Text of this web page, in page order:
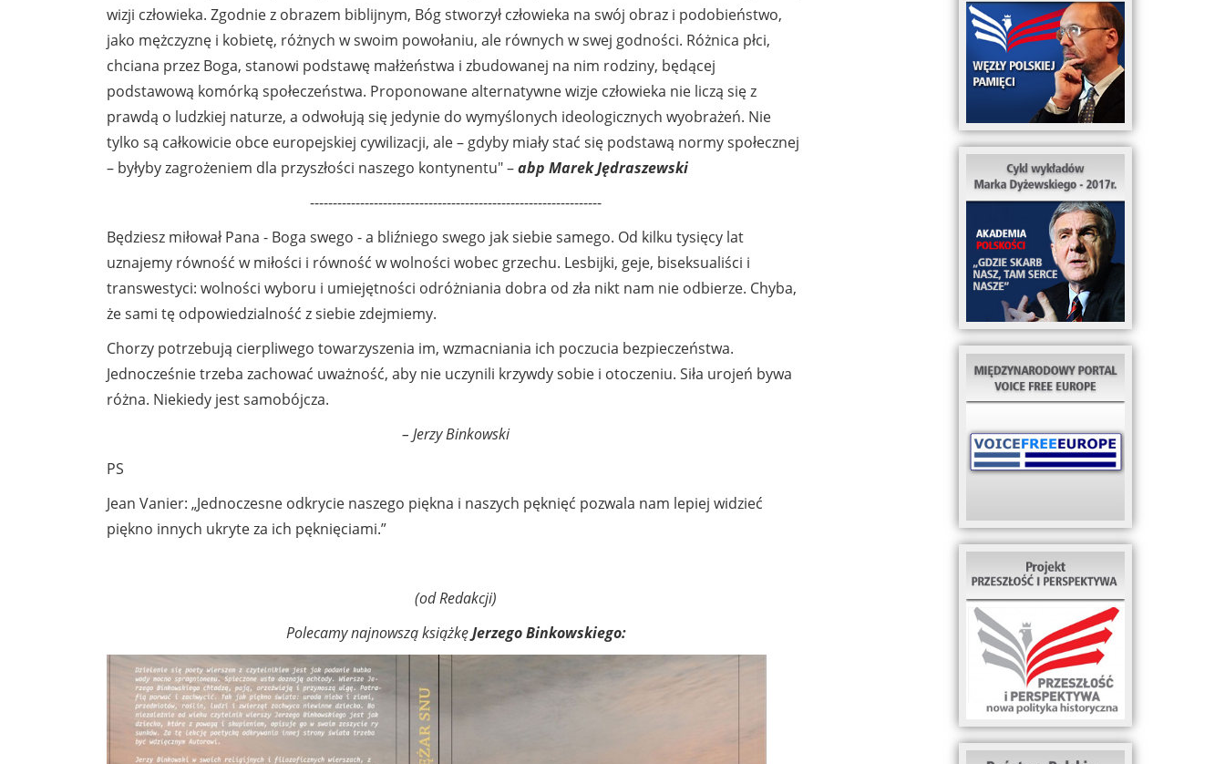
wizji człowieka. Zgodnie z obrazem biblijnym, Bóg stworzył człowieka na swój obraz i podobieństwo,
jako mężczyznę i kobietę, różnych w swoim powołaniu, ale równych w swej godności. Różnica płci,
chciana przez Boga, stanowi podstawę małżeństwa i zbudowanej na nim rodziny, będącej
podstawową komórką społeczeństwa. Proponowane alternatywne wizje człowieka nie liczą się z
prawdą o ludzkiej naturze, a odwołują się jedynie do wymyślonych ideologicznych wyobrażeń. Nie
tylko są całkowicie obce europejskiej cywilizacji, ale – gdyby miały stać się podstawą normy społecznej
– byłyby zagrożeniem dla przyszłości naszego kontynentu" –abp Marek Jędraszewski
----------------------------------------------------------------
Będziesz miłował Pana - Boga swego - a bliźniego swego jak siebie samego. Od kilku tysięcy lat
uznajemy równość w miłości i równość w wolności wobec grzechu. Lesbijki, geje, biseksualiści i
transwestyci: wolności wyboru i umiejętności odróżniania dobra od zła nikt nam nie odbierze. Chyba,
że sami tę odpowiedzialność z siebie zdejmiemy.
Chorzy potrzebują cierpliwego towarzyszenia im, wzmacniania ich poczucia bezpieczeństwa.
Jednocześnie trzeba zachować uważność, aby nie uczynili krzywdy sobie i otoczeniu. Siła urojeń bywa
różna. Niekiedy jest samobójcza.
– Jerzy Binkowski
PS
Jean Vanier: „Jednoczesne odkrycie naszego piękna i naszych pęknięć pozwala nam lepiej widzieć
piękno innych ukryte za ich pęknięciami.”
(od Redakcji)
Polecamy najnowsząksiążkęJerzego Binkowskiego: